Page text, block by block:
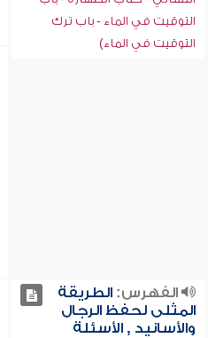
التوقيت في الماء - باب ترك
التوقيت في الماء)
الفهرس:الطريقة
المثلى لحفظ الرجال
والأسانيد , الأسئلة